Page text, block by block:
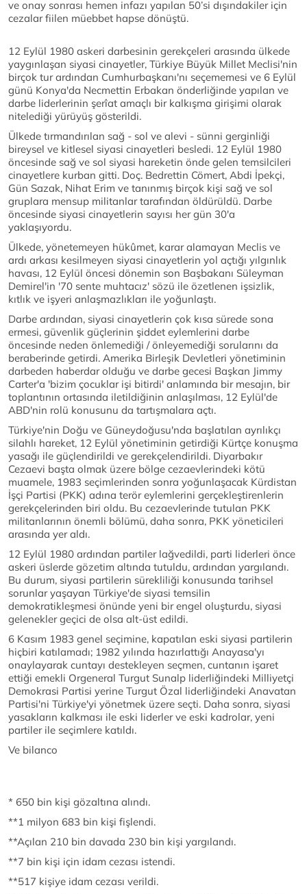
ve onay sonrası hemen infazı yapılan 50’si dışındakiler için
cezalar fiilen müebbet hapse dönüştü.
12 Eylül 1980 askeri darbesinin gerekçeleri arasında ülkede
yaygınlaşan siyasi cinayetler, Türkiye Büyük Millet Meclisi'nin
birçok tur ardından Cumhurbaşkanı'nı seçememesi ve 6 Eylül
günü Konya'da Necmettin Erbakan önderliğinde yapılan ve
darbe liderlerinin şerîat amaçlı bir kalkışma girişimi olarak
nitelediği yürüyüş gösterildi.
Ülkede tırmandırılan sağ - sol ve alevi - sünni gerginliği
bireysel ve kitlesel siyasi cinayetleri besledi. 12 Eylül 1980
öncesinde sağ ve sol siyasi hareketin önde gelen temsilcileri
cinayetlere kurban gitti. Doç. Bedrettin Cömert, Abdi İpekçi,
Gün Sazak, Nihat Erim ve tanınmış birçok kişi sağ ve sol
gruplara mensup militanlar tarafından öldürüldü. Darbe
öncesinde siyasi cinayetlerin sayısı her gün 30'a
yaklaşıyordu.
Ülkede, yönetemeyen hükûmet, karar alamayan Meclis ve
ardı arkası kesilmeyen siyasi cinayetlerin yol açtığı yılgınlık
havası, 12 Eylül öncesi dönemin son Başbakanı Süleyman
Demirel'in '70 sente muhtacız' sözü ile özetlenen işsizlik,
kıtlık ve işyeri anlaşmazlıkları ile yoğunlaştı.
Darbe ardından, siyasi cinayetlerin çok kısa sürede sona
ermesi, güvenlik güçlerinin şiddet eylemlerini darbe
öncesinde neden önlemediği / önleyemediği sorularını da
beraberinde getirdi. Amerika Birleşik Devletleri yönetiminin
darbeden haberdar olduğu ve darbe gecesi Başkan Jimmy
Carter'a 'bizim çocuklar işi bitirdi' anlamında bir mesajın, bir
toplantının ortasında iletildiğinin anlaşılması, 12 Eylül'de
ABD'nin rolü konusunu da tartışmalara açtı.
Türkiye'nin Doğu ve Güneydoğusu'nda başlatılan ayrılıkçı
silahlı hareket, 12 Eylül yönetiminin getirdiği Kürtçe konuşma
yasağı ile güçlendirildi ve gerekçelendirildi. Diyarbakır
Cezaevi başta olmak üzere bölge cezaevlerindeki kötü
muamele, 1983 seçimlerinden sonra yoğunlaşacak Kürdistan
İşçi Partisi (PKK) adına terör eylemlerini gerçekleştirenlerin
gerekçelerinden biri oldu. Bu cezaevlerinde tutulan PKK
militanlarının önemli bölümü, daha sonra, PKK yöneticileri
arasında yer aldı.
12 Eylül 1980 ardından partiler lağvedildi, parti liderleri önce
askeri üslerde gözetim altında tutuldu, ardından yargılandı.
Bu durum, siyasi partilerin sürekliliği konusunda tarihsel
sorunlar yaşayan Türkiye'de siyasi temsilin
demokratikleşmesi önünde yeni bir engel oluşturdu, siyasi
gelenekler geçici de olsa alt-üst edildi.
6 Kasım 1983 genel seçimine, kapatılan eski siyasi partilerin
hiçbiri katılamadı; 1982 yılında hazırlattığı Anayasa'yı
onaylayarak cuntayı destekleyen seçmen, cuntanın işaret
ettiği emekli Orgeneral Turgut Sunalp liderliğindeki Milliyetçi
Demokrasi Partisi yerine Turgut Özal liderliğindeki Anavatan
Partisi'ni Türkiye'yi yönetmek üzere seçti. Daha sonra, siyasi
yasakların kalkması ile eski liderler ve eski kadrolar, yeni
partiler ile seçimlere katıldı.
Ve bilanco
* 650 bin kişi gözaltına alındı.
**1 milyon 683 bin kişi fişlendi.
**Açılan 210 bin davada 230 bin kişi yargılandı.
**7 bin kişi için idam cezası istendi.
**517 kişiye idam cezası verildi.